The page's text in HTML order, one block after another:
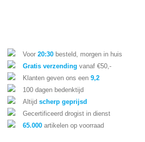
Voor 20:30 besteld, morgen in huis
Gratis verzending vanaf €50,-
Klanten geven ons een 9,2
100 dagen bedenktijd
Altijd scherp geprijsd
Gecertificeerd drogist in dienst
65.000 artikelen op voorraad